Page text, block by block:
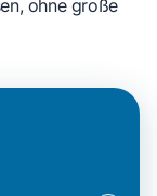
ohne große